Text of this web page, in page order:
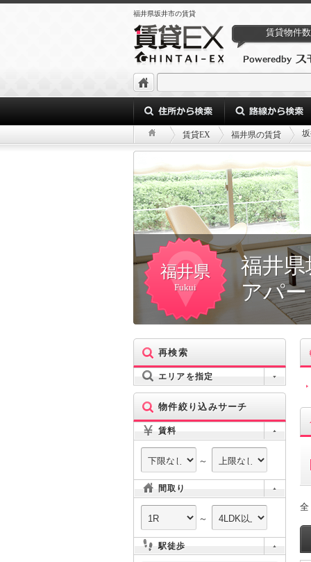
福井県坂井市の賃貸
賃貸物件数
賃貸EX 福井県の賃貸
福井県
Fukui
福井
アパ
再検索
エリアを指定
物件絞り込みサーチ
賃料
～
間取り
～
駅徒歩
全